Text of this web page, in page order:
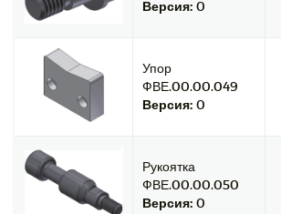
Версия: 0
Упор
ФВЕ.00.00.049
Версия: 0
Рукоятка
ФВЕ.00.00.050
Версия: 0